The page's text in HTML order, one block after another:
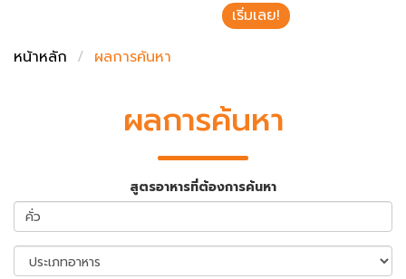
เริ่มเลย!
หน้าหลัก
ผลการค้นหา
ผลการค้นหา
สูตรอาหารที่ต้องการค้นหา